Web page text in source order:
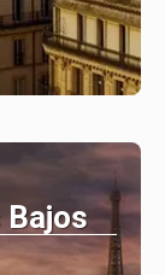
Bajos